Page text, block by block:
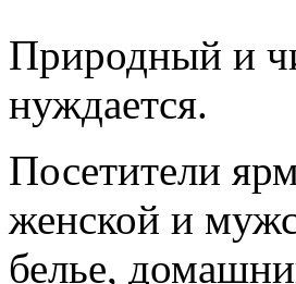
Природный и
нуждается.
Посетители
женской и
белье,